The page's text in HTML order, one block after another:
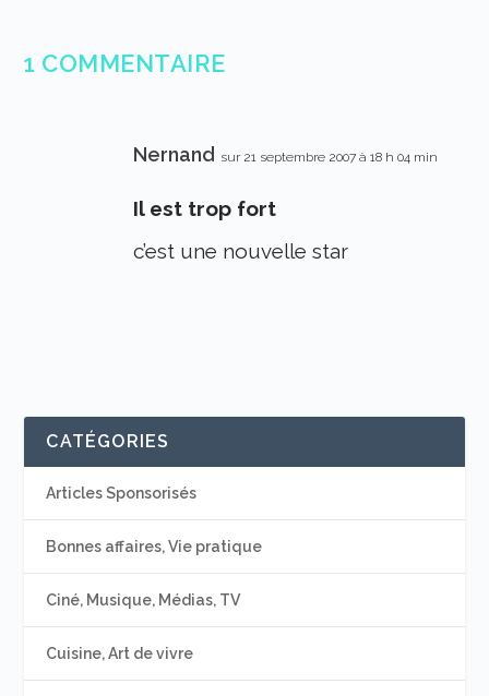
1 COMMENTAIRE
Nernand sur 21 septembre 2007 à 18 h 04 min
Il est trop fort
c’est une nouvelle star
CATÉGORIES
Articles Sponsorisés
Bonnes affaires, Vie pratique
Ciné, Musique, Médias, TV
Cuisine, Art de vivre